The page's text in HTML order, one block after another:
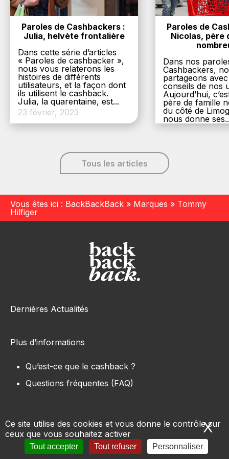
Ce site utilise des cookies et vous donne le contrôle sur
ceux que vous souhaitez activer
Tout accepter Tout refuser Personnaliser
X
Paroles de Cashbackers :
Julia, helvète frontalière
Dans cette série d’articles
« Paroles de cashbacker »,
nous vous relaterons les
histoires de différents
utilisateurs, et la façon dont
ils utilisent le cashback.
Julia, la quarentaine, est...
23 février, 2023
Paroles de
Nicolas, père
Dans nos
Cashbackers,
partageons
conseils de nos
Aujourd’hui,
père de famille
du côté de
nous donne
Tous les articles
Vous êtes ici : BackBackBack » Marques » Tommy
Hilfiger
Dernières Actualités
Plus d’informations
Qu’est-ce que le cashback ?
Questions fréquentes (FAQ)
Tous les sites e-commerce-Marques-Produits-
Conditions d’utilisation -Mentions légales